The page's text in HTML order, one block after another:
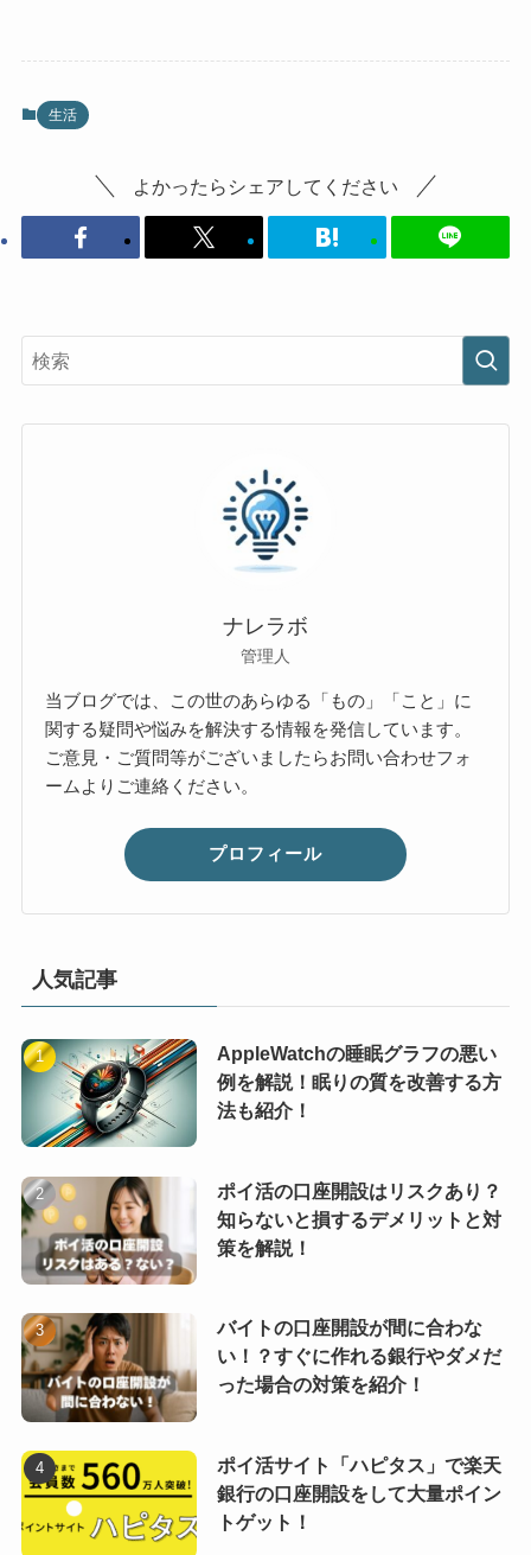
生活
よかったらシェアしてください
ナレラボ
管理人
当ブログでは、この世のあらゆる「もの」「こと」に
関する疑問や悩みを解決する情報を発信しています。
ご意見・ご質問等がございましたらお問い合わせフォ
ームよりご連絡ください。
プロフィール
人気記事
AppleWatchの睡眠グラフの悪い
例を解説！眠りの質を改善する方
法も紹介！
ポイ活の口座開設はリスクあり？
知らないと損するデメリットと対
策を解説！
バイトの口座開設が間に合わな
い！？すぐに作れる銀行やダメだ
った場合の対策を紹介！
ポイ活サイト「ハピタス」で楽天
銀行の口座開設をして大量ポイン
トゲット！